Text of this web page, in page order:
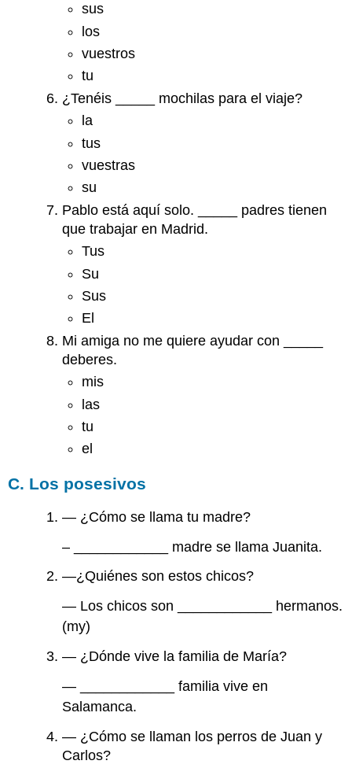
sus
los
vuestros
tu
¿Tenéis _____ mochilas para el viaje?
la
tus
vuestras
su
Pablo está aquí solo. _____ padres tienen
que trabajar en Madrid.
Tus
Su
Sus
El
Mi amiga no me quiere ayudar con _____
deberes.
mis
las
tu
el
C. Los posesivos
— ¿Cómo se llama tu madre?
– ____________ madre se llama Juanita.
—¿Quiénes son estos chicos?
— Los chicos son ____________ hermanos.
(my)
— ¿Dónde vive la familia de María?
— ____________ familia vive en
Salamanca.
— ¿Cómo se llaman los perros de Juan y
Carlos?